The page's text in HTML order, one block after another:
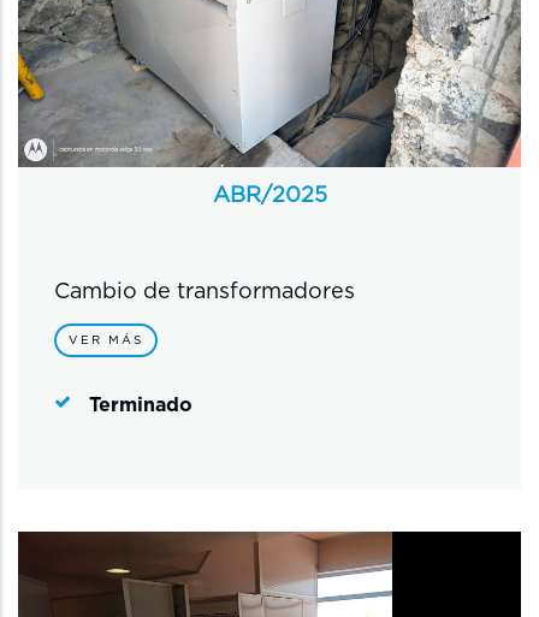
ABR/2025
Cambio de transformadores
VER MÁS
Terminado